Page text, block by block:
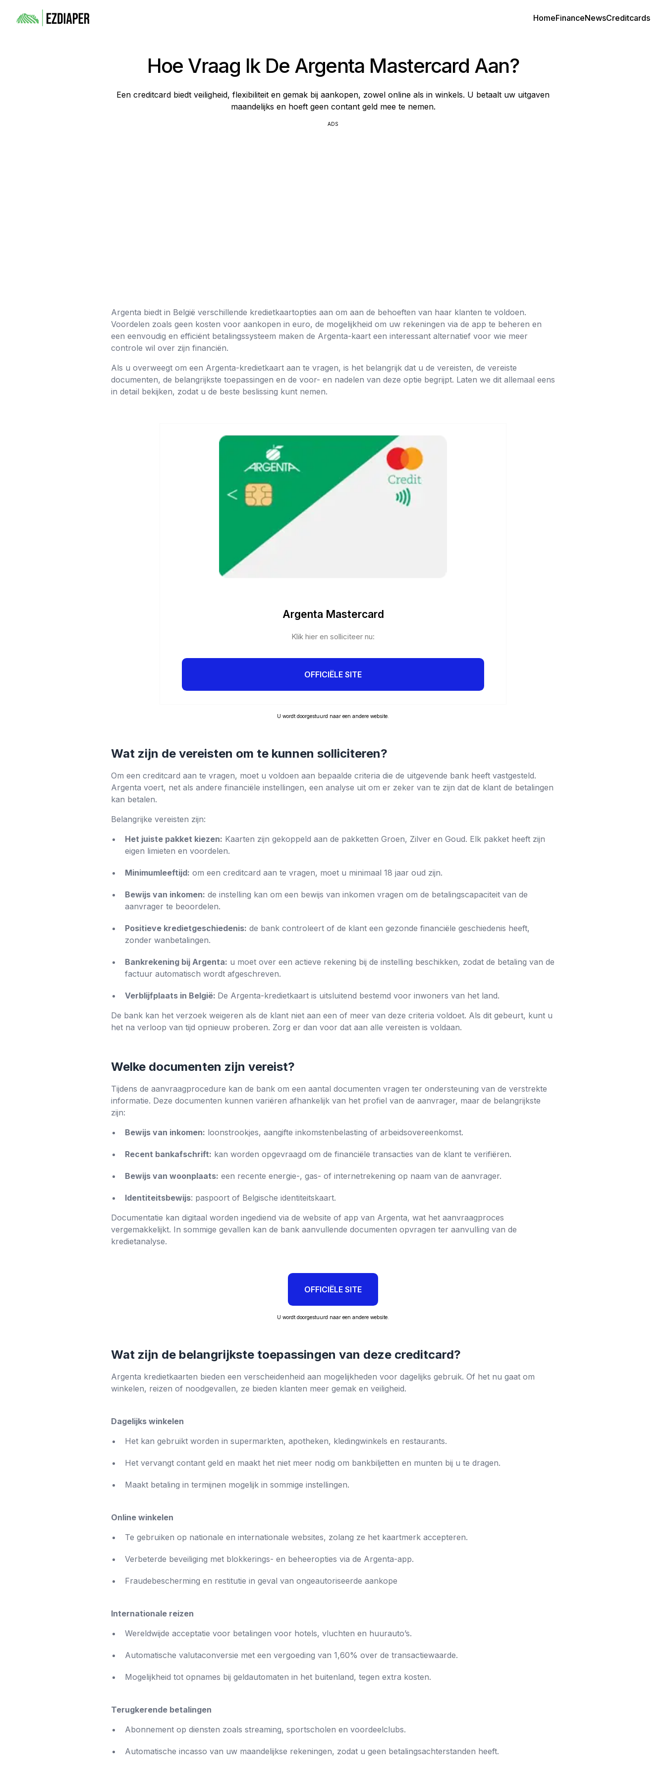
HomeFinanceNewsCreditcards
Hoe Vraag Ik De Argenta Mastercard Aan?
Een creditcard biedt veiligheid, flexibiliteit en gemak bij aankopen, zowel online als in winkels. U betaalt uw uitgaven
maandelijks en hoeft geen contant geld mee te nemen.
ADS
Argenta biedt in België verschillende kredietkaartopties aan om aan de behoeften van haar klanten te voldoen.
Voordelen zoals geen kosten voor aankopen in euro, de mogelijkheid om uw rekeningen via de app te beheren en
een eenvoudig en efficiënt betalingssysteem maken de Argenta-kaart een interessant alternatief voor wie meer
controle wil over zijn financiën.
Als u overweegt om een ​​Argenta-kredietkaart aan te vragen, is het belangrijk dat u de vereisten, de vereiste
documenten, de belangrijkste toepassingen en de voor- en nadelen van deze optie begrijpt. Laten we dit allemaal eens
in detail bekijken, zodat u de beste beslissing kunt nemen.
Argenta Mastercard
Klik hier en solliciteer nu:
OFFICIËLE SITE
U wordt doorgestuurd naar een andere website.
Wat zijn de vereisten om te kunnen solliciteren?
Om een ​​creditcard aan te vragen, moet u voldoen aan bepaalde criteria die de uitgevende bank heeft vastgesteld.
Argenta voert, net als andere financiële instellingen, een analyse uit om er zeker van te zijn dat de klant de betalingen
kan betalen.
Belangrijke vereisten zijn:
Het juiste pakket kiezen: Kaarten zijn gekoppeld aan de pakketten Groen, Zilver en Goud. Elk pakket heeft zijn
eigen limieten en voordelen.
Minimumleeftijd: om een ​​creditcard aan te vragen, moet u minimaal 18 jaar oud zijn.
Bewijs van inkomen: de instelling kan om een ​​bewijs van inkomen vragen om de betalingscapaciteit van de
aanvrager te beoordelen.
Positieve kredietgeschiedenis: de bank controleert of de klant een gezonde financiële geschiedenis heeft,
zonder wanbetalingen.
Bankrekening bij Argenta: u moet over een actieve rekening bij de instelling beschikken, zodat de betaling van de
factuur automatisch wordt afgeschreven.
Verblijfplaats in België: De Argenta-kredietkaart is uitsluitend bestemd voor inwoners van het land.
De bank kan het verzoek weigeren als de klant niet aan een of meer van deze criteria voldoet. Als dit gebeurt, kunt u
het na verloop van tijd opnieuw proberen. Zorg er dan voor dat aan alle vereisten is voldaan.
Welke documenten zijn vereist?
Tijdens de aanvraagprocedure kan de bank om een ​​aantal documenten vragen ter ondersteuning van de verstrekte
informatie. Deze documenten kunnen variëren afhankelijk van het profiel van de aanvrager, maar de belangrijkste
zijn:
Bewijs van inkomen: loonstrookjes, aangifte inkomstenbelasting of arbeidsovereenkomst.
Recent bankafschrift: kan worden opgevraagd om de financiële transacties van de klant te verifiëren.
Bewijs van woonplaats: een recente energie-, gas- of internetrekening op naam van de aanvrager.
Identiteitsbewijs: paspoort of Belgische identiteitskaart.
Documentatie kan digitaal worden ingediend via de website of app van Argenta, wat het aanvraagproces
vergemakkelijkt. In sommige gevallen kan de bank aanvullende documenten opvragen ter aanvulling van de
kredietanalyse.
OFFICIËLE SITE
U wordt doorgestuurd naar een andere website.
Wat zijn de belangrijkste toepassingen van deze creditcard?
Argenta kredietkaarten bieden een verscheidenheid aan mogelijkheden voor dagelijks gebruik. Of het nu gaat om
winkelen, reizen of noodgevallen, ze bieden klanten meer gemak en veiligheid.
Dagelijks winkelen
Het kan gebruikt worden in supermarkten, apotheken, kledingwinkels en restaurants.
Het vervangt contant geld en maakt het niet meer nodig om bankbiljetten en munten bij u te dragen.
Maakt betaling in termijnen mogelijk in sommige instellingen.
Online winkelen
Te gebruiken op nationale en internationale websites, zolang ze het kaartmerk accepteren.
Verbeterde beveiliging met blokkerings- en beheeropties via de Argenta-app.
Fraudebescherming en restitutie in geval van ongeautoriseerde aankope
Internationale reizen
Wereldwijde acceptatie voor betalingen voor hotels, vluchten en huurauto’s.
Automatische valutaconversie met een vergoeding van 1,60% over de transactiewaarde.
Mogelijkheid tot opnames bij geldautomaten in het buitenland, tegen extra kosten.
Terugkerende betalingen
Abonnement op diensten zoals streaming, sportscholen en voordeelclubs.
Automatische incasso van uw maandelijkse rekeningen, zodat u geen betalingsachterstanden heeft.